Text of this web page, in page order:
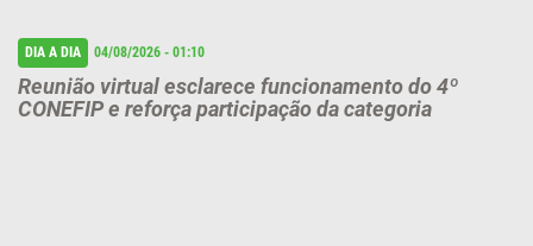
DIA A DIA 04/08/2026 - 01:10
Reunião virtual esclarece funcionamento do 4º
CONEFIP e reforça participação da categoria